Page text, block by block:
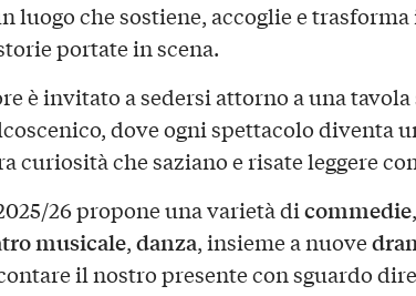
luogo che sostiene, accoglie e trasforma
portate in scena.
è invitato a sedersi attorno a una tavola
dove ogni spettacolo diventa
curiosità che saziano e risate leggere
26 propone una varietà dicommedie,
musicale,danza, insieme a nuove
il nostro presente con sguardo